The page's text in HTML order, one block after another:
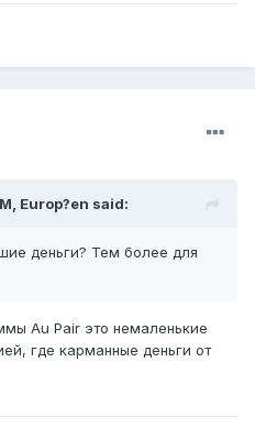
Europ?en said:
деньги? Тем более для
Au Pair это немаленькие
где карманные деньги от